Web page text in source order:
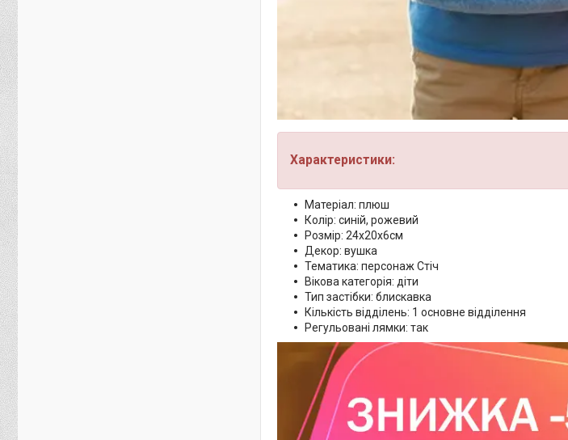
Характеристики:
Матеріал: плюш
Колір: синій, рожевий
Розмір: 24х20х6см
Декор: вушка
Тематика: персонаж Стіч
Вікова категорія: діти
Тип застібки: блискавка
Кількість відділень: 1 основне відділення
Регульовані лямки: так